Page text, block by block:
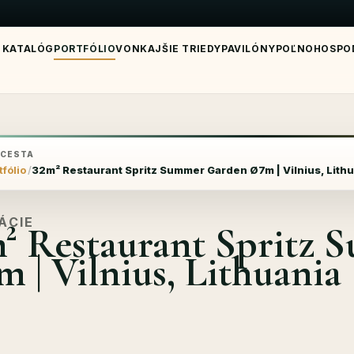
KATALÓG PORTFÓLIOVONKAJŠIE TRIEDYPAVILÓNY
32m² Restaurant Spritz Summer Garden Ø7m | Vilnius,
Restaurant Spritz
| Vilnius, Lithuania